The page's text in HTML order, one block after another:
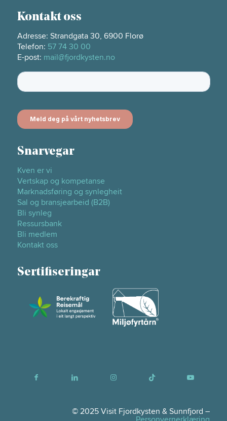
Kontakt oss
Adresse: Strandgata 30, 6900 Florø
Telefon: 57 74 30 00
E-post: mail@fjordkysten.no
Snarvegar
Kven er vi
Vertskap og kompetanse
Marknadsføring og synlegheit
Sal og bransjearbeid (B2B)
Bli synleg
Ressursbank
Bli medlem
Kontakt oss
Sertifiseringar
© 2025 Visit Fjordkysten & Sunnfjord –